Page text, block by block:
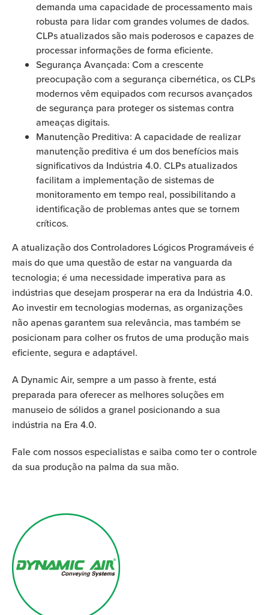
demanda uma capacidade de processamento mais
robusta para lidar com grandes volumes de dados.
CLPs atualizados são mais poderosos e capazes de
processar informações de forma eficiente.
Segurança Avançada: Com a crescente
preocupação com a segurança cibernética, os CLPs
modernos vêm equipados com recursos avançados
de segurança para proteger os sistemas contra
ameaças digitais.
Manutenção Preditiva: A capacidade de realizar
manutenção preditiva é um dos benefícios mais
significativos da Indústria 4.0. CLPs atualizados
facilitam a implementação de sistemas de
monitoramento em tempo real, possibilitando a
identificação de problemas antes que se tornem
críticos.
A atualização dos Controladores Lógicos Programáveis é
mais do que uma questão de estar na vanguarda da
tecnologia; é uma necessidade imperativa para as
indústrias que desejam prosperar na era da Indústria 4.0.
Ao investir em tecnologias modernas, as organizações
não apenas garantem sua relevância, mas também se
posicionam para colher os frutos de uma produção mais
eficiente, segura e adaptável.
A Dynamic Air, sempre a um passo à frente, está
preparada para oferecer as melhores soluções em
manuseio de sólidos a granel posicionando a sua
indústria na Era 4.0.
Fale com nossos especialistas e saiba como ter o controle
da sua produção na palma da sua mão.